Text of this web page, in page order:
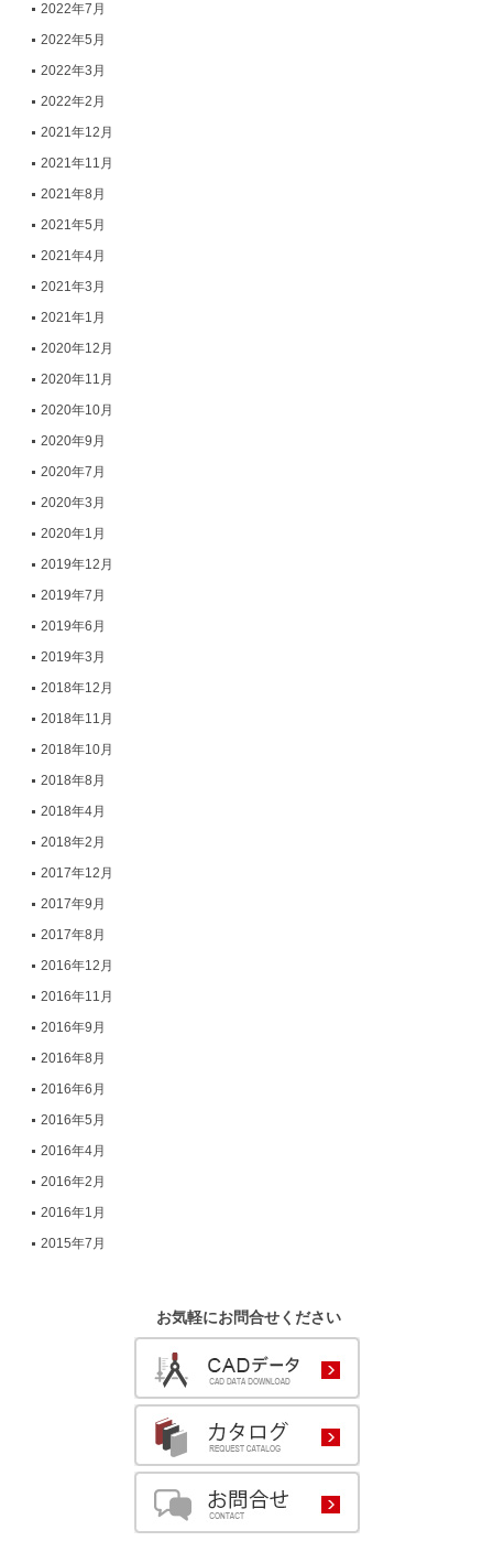
2022年7月
2022年5月
2022年3月
2022年2月
2021年12月
2021年11月
2021年8月
2021年5月
2021年4月
2021年3月
2021年1月
2020年12月
2020年11月
2020年10月
2020年9月
2020年7月
2020年3月
2020年1月
2019年12月
2019年7月
2019年6月
2019年3月
2018年12月
2018年11月
2018年10月
2018年8月
2018年4月
2018年2月
2017年12月
2017年9月
2017年8月
2016年12月
2016年11月
2016年9月
2016年8月
2016年6月
2016年5月
2016年4月
2016年2月
2016年1月
2015年7月
お気軽にお問合せください